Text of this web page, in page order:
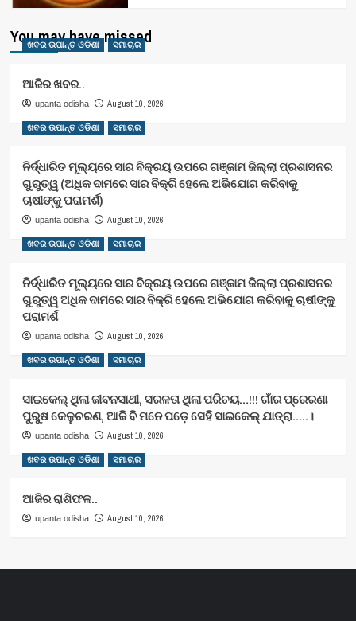
You may have missed
ଖବର ଉପାନ୍ତ ଓଡିଶା ସମାଚାର
ଆଜିର ଖବର..
upanta odisha August 10, 2026
ଖବର ଉପାନ୍ତ ଓଡିଶା ସମାଚାର
ନିର୍ଦ୍ଧାରିତ ମୂଲ୍ୟରେ ସାର ବିକ୍ରୟ ଉପରେ ଗଞ୍ଜାମ ଜିଲ୍ଲା ପ୍ରଶାସନର
ଗୁରୁତ୍ୱ (ଅଧିକ ଦାମରେ ସାର ବିକ୍ରି ହେଲେ ଅଭିଯୋଗ କରିବାକୁ
ଚାଷୀଙ୍କୁ ପରାମର୍ଶ)
upanta odisha August 10, 2026
ଖବର ଉପାନ୍ତ ଓଡିଶା ସମାଚାର
ନିର୍ଦ୍ଧାରିତ ମୂଲ୍ୟରେ ସାର ବିକ୍ରୟ ଉପରେ ଗଞ୍ଜାମ ଜିଲ୍ଲା ପ୍ରଶାସନର
ଗୁରୁତ୍ୱ ଅଧିକ ଦାମରେ ସାର ବିକ୍ରି ହେଲେ ଅଭିଯୋଗ କରିବାକୁ ଚାଷୀଙ୍କୁ
ପରାମର୍ଶ
upanta odisha August 10, 2026
ଖବର ଉପାନ୍ତ ଓଡିଶା ସମାଚାର
ସାଇକେଲ୍ ଥିଲା ଜୀବନସାଥୀ, ସରଳତା ଥିଲା ପରିଚୟ…!!! ଗାଁର ପ୍ରେରଣା
ପୁରୁଷ କେଳୁଚରଣ, ଆଜି ବି ମନେ ପଡ଼େ ସେହି ସାଇକେଲ୍ ଯାତ୍ରା…..।
upanta odisha August 10, 2026
ଖବର ଉପାନ୍ତ ଓଡିଶା ସମାଚାର
ଆଜିର ରାଶିଫଳ..
upanta odisha August 10, 2026